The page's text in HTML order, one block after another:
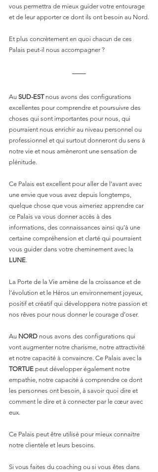
vous permettra de mieux guider votre entourage
et de leur apporter ce dont ils ont besoin au Nord.
Et plus concrètement en quoi chacun de ces
Palais peut-il nous accompagner ?
Au SUD-EST nous avons des configurations
excellentes pour comprendre et poursuivre des
choses qui sont importantes pour nous, qui
pourraient nous enrichir au niveau personnel ou
professionnel et qui surtout donneront du sens à
notre vie et nous amèneront une sensation de
plénitude.
Ce Palais est excellent pour aller de l’avant avec
une envie que vous avez depuis longtemps,
quelque chose que vous aimeriez apprendre car
ce Palais va vous donner accès à des
informations, des connaissances ainsi qu’à une
certaine compréhension et clarté qui pourraient
vous guider dans votre cheminement avec la
LUNE.
La Porte de la Vie amène de la croissance et de
l’évolution et le Héros un environnement joyeux,
positif et créatif qui développera notre passion et
nos rêves pour nous donner le courage d’oser.
Au NORD nous avons des configurations qui
vont augmenter notre charisme, notre attractivité
et notre capacité à convaincre. Ce Palais avec la
TORTUE peut développer également notre
empathie, notre capacité à comprendre ce dont
les personnes ont besoin, à savoir quoi dire et
comment le dire et à connecter par le cœur avec
eux.
Ce Palais peut être utilisé pour mieux connaitre
notre clientèle et leurs besoins.
Si vous faites du coaching ou si vous êtes dans